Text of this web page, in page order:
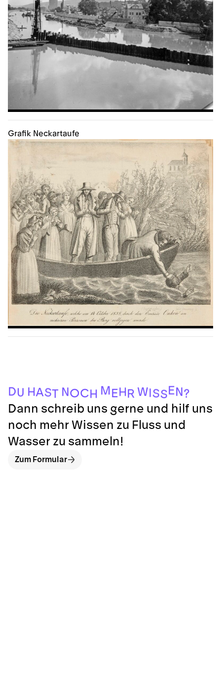
Grafik Neckartaufe
DU HAST NOCH MEHR WISSEN?
Dann schreib uns gerne und hilf uns
noch mehr Wissen zu Fluss und
Wasser zu sammeln!
Zum Formular